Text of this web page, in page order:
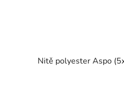
Nitě polyester Aspo